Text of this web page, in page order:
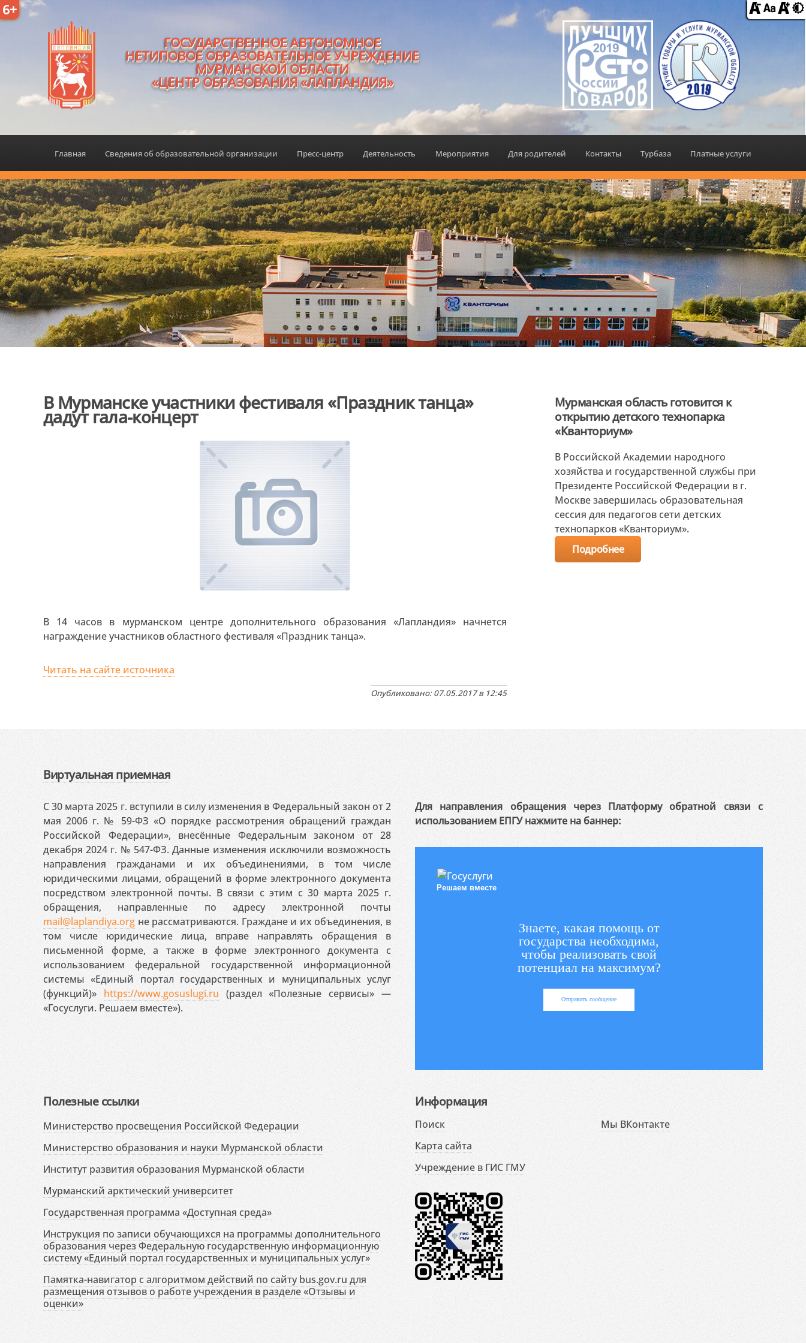
6+
ГОСУДАРСТВЕННОЕ АВТОНОМНОЕ
НЕТИПОВОЕ ОБРАЗОВАТЕЛЬНОЕ УЧРЕЖДЕНИЕ
МУРМАНСКОЙ ОБЛАСТИ
«ЦЕНТР ОБРАЗОВАНИЯ «ЛАПЛАНДИЯ»
Главная Сведения об образовательной организации Пресс-центр Деятельность Мероприятия Для родителей Контакты Турбаза Платные услуги
В Мурманске участники фестиваля «Праздник танца»
дадут гала-концерт
В 14 часов в мурманском центре дополнительного образования «Лапландия» начнется
награждение участников областного фестиваля «Праздник танца».
Читать на сайте источника
Опубликовано: 07.05.2017 в 12:45
Мурманская область готовится к
открытию детского технопарка
«Кванториум»
В Российской Академии народного
хозяйства и государственной службы при
Президенте Российской Федерации в г.
Москве завершилась образовательная
сессия для педагогов сети детских
технопарков «Кванториум».
Подробнее
Виртуальная приемная
С 30 марта 2025 г. вступили в силу изменения в Федеральный закон от 2
мая 2006 г. № 59-ФЗ «О порядке рассмотрения обращений граждан
Российской Федерации», внесённые Федеральным законом от 28
декабря 2024 г. № 547-ФЗ. Данные изменения исключили возможность
направления гражданами и их объединениями, в том числе
юридическими лицами, обращений в форме электронного документа
посредством электронной почты. В связи с этим с 30 марта 2025 г.
обращения, направленные по адресу электронной почты
mail@laplandiya.org не рассматриваются. Граждане и их объединения, в
том числе юридические лица, вправе направлять обращения в
письменной форме, а также в форме электронного документа с
использованием федеральной государственной информационной
системы «Единый портал государственных и муниципальных услуг
(функций)» https://www.gosuslugi.ru (раздел «Полезные сервисы» —
«Госуслуги. Решаем вместе»).
Для направления обращения через Платформу обратной связи с
использованием ЕПГУ нажмите на баннер:
Решаем вместе
Знаете, какая помощь от
государства необходима,
чтобы реализовать свой
потенциал на максимум?
Отправить сообщение
Полезные ссылки
Министерство просвещения Российской Федерации
Министерство образования и науки Мурманской области
Институт развития образования Мурманской области
Мурманский арктический университет
Государственная программа «Доступная среда»
Инструкция по записи обучающихся на программы дополнительного
образования через Федеральную государственную информационную
систему «Единый портал государственных и муниципальных услуг»
Памятка-навигатор с алгоритмом действий по сайту bus.gov.ru для
размещения отзывов о работе учреждения в разделе «Отзывы и
оценки»
Информация
Поиск
Карта сайта
Учреждение в ГИС ГМУ
Мы ВКонтакте